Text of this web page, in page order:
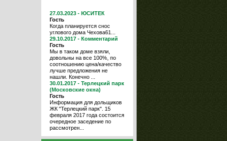
27.03.2023 - ЮСИТЕК
Гость
Когда планируется снос
углового дома Чехова61...
29.10.2017 - Комментарий
Гость
Мы в таком доме взяли,
довольны на все 100%, по
соотношению цена/качество
лучше предложения не
нашли. Конечно ...
30.01.2017 - Терлецкий парк
(Московские окна)
Гость
Информация для дольщиков
ЖК "Терлецкий парк". 15
февраля 2017 года состоится
очередное заседение по
рассмотрен...